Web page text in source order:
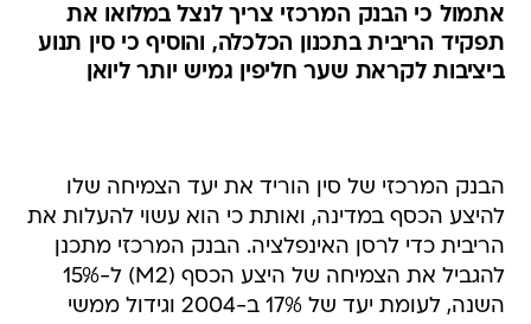
אתמול כי הבנק המרכזי צריך לנצל במלואו את
תפקיד הריבית בתכנון הכלכלה, והוסיף כי סין תנוע
ביציבות לקראת שער חליפין גמיש יותר ליואן
הבנק המרכזי של סין הוריד את יעד הצמיחה שלו
להיצע הכסף במדינה, ואותת כי הוא עשוי להעלות את
הריבית כדי לרסן האינפלציה. הבנק המרכזי מתכנן
להגביל את הצמיחה של היצע הכסף (M2) ל-15%
השנה, לעומת יעד של 17% ב-2004 וגידול ממשי